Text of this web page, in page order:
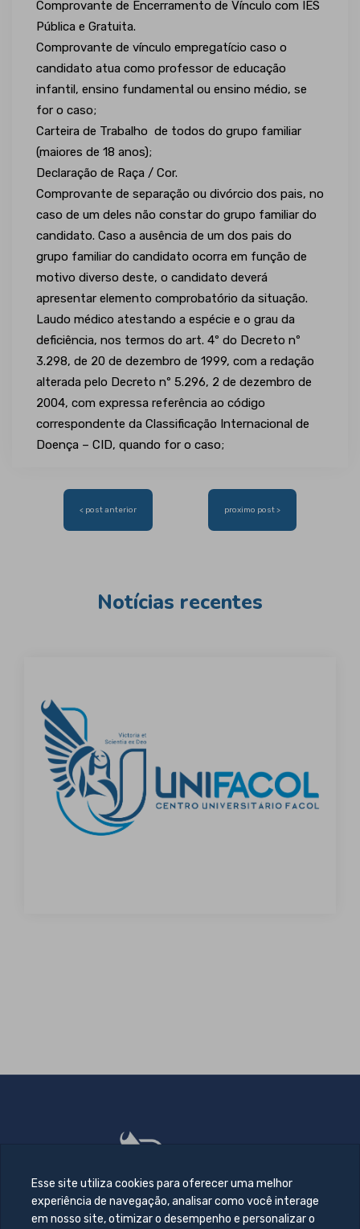
Comprovante de Encerramento de Vínculo com IES
Pública e Gratuita.
Comprovante de vínculo empregatício caso o
candidato atua como professor de educação
infantil, ensino fundamental ou ensino médio, se
for o caso;
Carteira de Trabalho de todos do grupo familiar
(maiores de 18 anos);
Declaração de Raça / Cor.
Comprovante de separação ou divórcio dos pais, no
caso de um deles não constar do grupo familiar do
candidato. Caso a ausência de um dos pais do
grupo familiar do candidato ocorra em função de
motivo diverso deste, o candidato deverá
apresentar elemento comprobatório da situação.
Laudo médico atestando a espécie e o grau da
deficiência, nos termos do art. 4º do Decreto nº
3.298, de 20 de dezembro de 1999, com a redação
alterada pelo Decreto nº 5.296, 2 de dezembro de
2004, com expressa referência ao código
correspondente da Classificação Internacional de
Doença – CID, quando for o caso;
Navegação
< post anterior proximo post >
Notícias recentes
Esse site utiliza cookies para oferecer uma melhor
experiência de navegação, analisar como você interage
em nosso site, otimizar o desempenho e personalizar o